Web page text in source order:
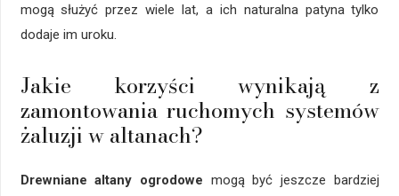
mogą służyć przez wiele lat, a ich naturalna patyna tylko
dodaje im uroku.
Jakie korzyści wynikają z
zamontowania ruchomych systemów
żaluzji w altanach?
Drewniane altany ogrodowe mogą być jeszcze bardziej